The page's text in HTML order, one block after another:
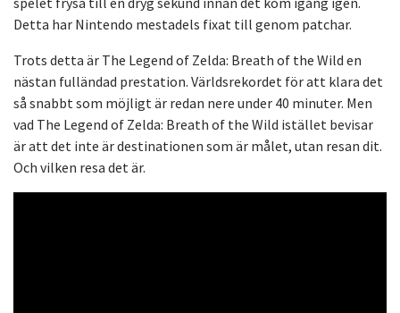
Detta har Nintendo mestadels fixat till genom patchar.
Trots detta är The Legend of Zelda: Breath of the Wild en
nästan fulländad prestation. Världsrekordet för att klara det
så snabbt som möjligt är redan nere under 40 minuter. Men
vad The Legend of Zelda: Breath of the Wild istället bevisar
är att det inte är destinationen som är målet, utan resan dit.
Och vilken resa det är.